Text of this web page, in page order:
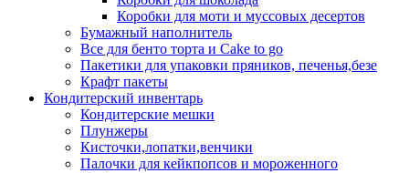
Коробки для моти и муссовых десертов
Бумажный наполнитель
Все для бенто торта и Cake to go
Пакетики для упаковки пряников, печенья,безе
Крафт пакеты
Кондитерский инвентарь
Кондитерские мешки
Плунжеры
Кисточки,лопатки,венчики
Палочки для кейкпопсов и мороженного